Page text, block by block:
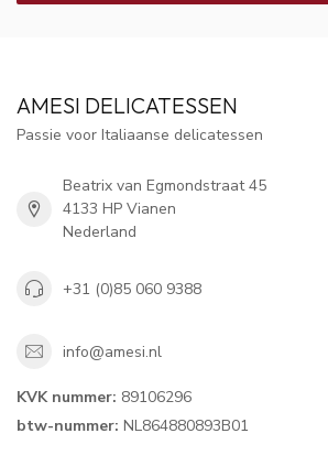
AMESI DELICATESSEN
Passie voor Italiaanse delicatessen
Beatrix van Egmondstraat 45
4133 HP Vianen
Nederland
+31 (0)85 060 9388
info@amesi.nl
KVK nummer: 89106296
btw-nummer: NL864880893B01